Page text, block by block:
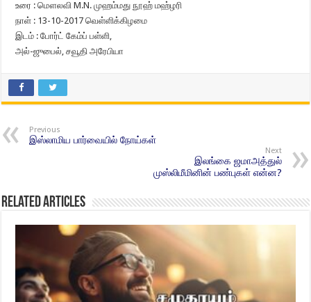
உரை : மௌலவி M.N. முஹம்மது நூஹ் மஹ்ழரி
நாள் : 13-10-2017 வெள்ளிக்கிழமை
இடம் : போர்ட் கேம்ப் பள்ளி,
அல்-ஜுபைல், சவூதி அரேபியா
Previous
இஸ்லாமிய பார்வையில் நோய்கள்
Next
இலங்கை ஜமாஅத்துல்
முஸ்லிமீமினின் பண்புகள் என்ன?
Related Articles